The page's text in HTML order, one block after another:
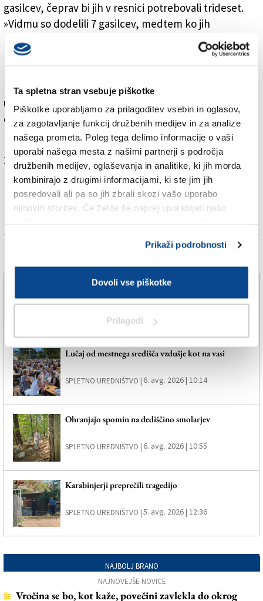
Ta spletna stran vsebuje piškotke
Piškotke uporabljamo za prilagoditev vsebin in oglasov,
za zagotavljanje funkcij družbenih medijev in za analize
našega prometa. Poleg tega delimo informacije o vaši
uporabi našega mesta z našimi partnerji s področja
družbenih medijev, oglaševanja in analitike, ki jih morda
kombinirajo z drugimi informacijami, ki ste jim jih
posredovali ali pa so jih zbrali skozi vašo uporabo
njihovih storitev. Če želite še naprej uporabljati našo
Prikaži podrobnosti
Dovoli vse piškotke
Prilagodi
gasilcev, čeprav bi jih v resnici potrebovali trideset.
»Vidmu so dodelili 7 gasilcev, medtem ko jih
potrebujejo okrog štirideset. Še najslabše je šlo Trstu,
kjer ne bodo dobili niti enega novega gasilca, čeprav
Nacini, ki odločno poziva tako deželne kot državne
upravitelje, naj čim prej poskrbijo za zagotovitev
dodatnega osebja trem podhranjenim poveljstvom iz
Furlanije Julijske krajine.
Za branje in pisanje komentarjev je potrebna prijava
Več novic
Turisti v Gorici najbolj cenijo čistočo in umirjenost
Lučaj od mestnega središča vzdušje kot na vasi
SPLETNO UREDNIŠTVO |6. avg. 2026 | 10:14
Ohranjajo spomin na dediščino smolarjev
SPLETNO UREDNIŠTVO | 6. avg. 2026 | 10:55
Karabinjerji preprečili tragedijo
SPLETNO UREDNIŠTVO |5. avg. 2026 | 12:36
NAJBOLJ BRANO
NAJNOVEJŠE NOVICE
ŠE Vročina se bo, kot kaže, povečini zavlekla do okrog